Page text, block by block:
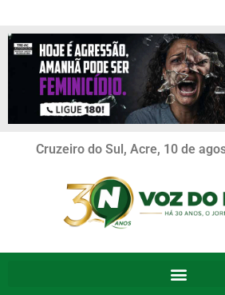
Cruzeiro do Sul, Acre, 10 de